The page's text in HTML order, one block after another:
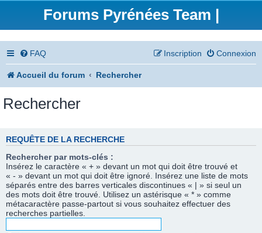
Forums Pyrénées Team |
FAQ Connexion
Inscription
Accueil du forum Rechercher
Rechercher
REQUÊTE DE LA RECHERCHE
Rechercher par mots-clés :
Insérez le caractère « + » devant un mot qui doit être trouvé et
« - » devant un mot qui doit être ignoré. Insérez une liste de mots
séparés entre des barres verticales discontinues « | » si seul un
des mots doit être trouvé. Utilisez un astérisque « * » comme
métacaractère passe-partout si vous souhaitez effectuer des
recherches partielles.